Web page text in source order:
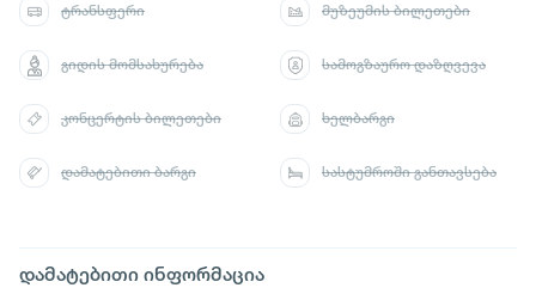
დამატებითი ინფორმაცია
ტრანსფერი მუზეუმის ბილეთები
გიდის მომსახურება სამოგზაურო დაზღვევა
კონცერტის ბილეთები ხელბარგი
დამატებითი ბარგი სასტუმროში განთავსება